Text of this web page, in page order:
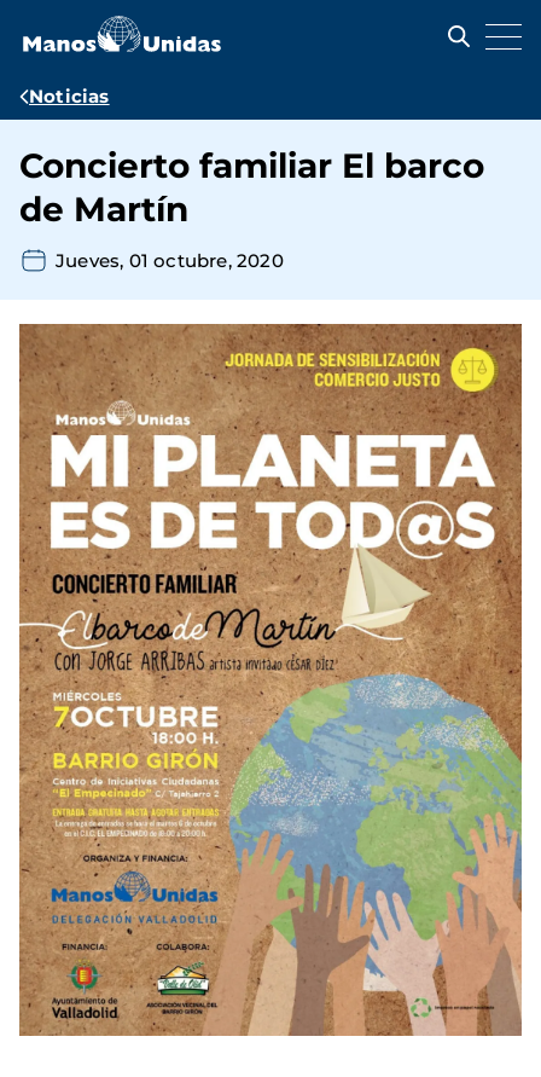
contenido
Ruta
navegación
Noticias
Concierto familiar El barco
de Martín
Jueves, 01 octubre, 2020